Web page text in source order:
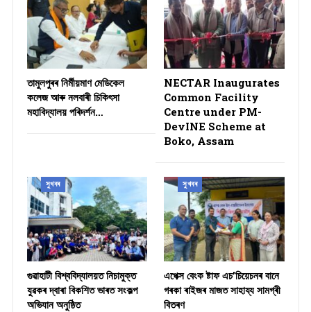
তামুলপুৰৰ নিৰ্মীয়মাণ মেডিকেল
কলেজ আৰু নলবাৰী চিকিৎসা
মহাবিদ্যালয় পৰিদৰ্শন…
NECTAR Inaugurates
Common Facility
Centre under PM-
DevINE Scheme at
Boko, Assam
সুখবৰ
গুৱাহাটী বিশ্ববিদ্যালয়ত নিচামুক্ত
যুৱকৰ দ্বাৰা বিকশিত ভাৰত সংকল্প
অভিযান অনুষ্ঠিত
সুখবৰ
​এপেক্স বেংক ষ্টাফ এচ’চিয়েচনৰ বানে
গৰকা ৰাইজৰ মাজত সাহায্য সামগ্ৰী
বিতৰণ ​